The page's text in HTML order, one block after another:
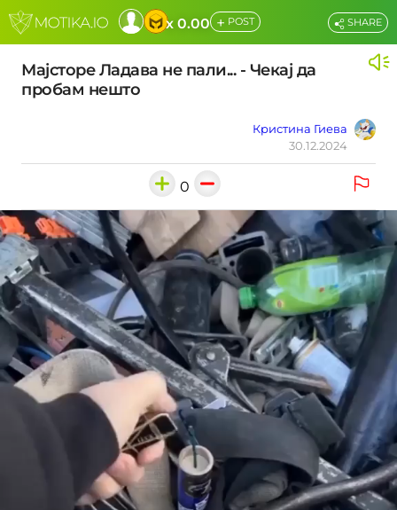
x 0.00 + POST
Мајсторе Ладава не пали... - Чекај да
пробам нешто
Кристина Гиева
30.12.2024
SHARE
0